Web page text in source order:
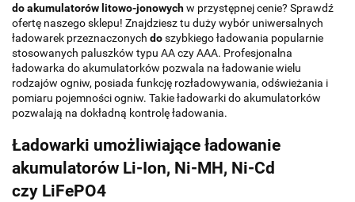
do akumulatorów litowo-jonowychw przystępnej cenie? Sprawdź
ofertę naszego sklepu! Znajdziesz tu duży wybór uniwersalnych
ładowarek przeznaczonych doszybkiego ładowania popularnie
stosowanych paluszków typu AA czy AAA. Profesjonalna
ładowarka do akumulatorków pozwala na ładowanie wielu
rodzajów ogniw, posiada funkcję rozładowywania, odświeżania i
pomiaru pojemności ogniw. Takie ładowarki do akumulatorków
pozwalają na dokładną kontrolę ładowania.
Ładowarki umożliwiające ładowanie
akumulatorów Li-Ion, Ni-MH, Ni-Cd
czy LiFePO4